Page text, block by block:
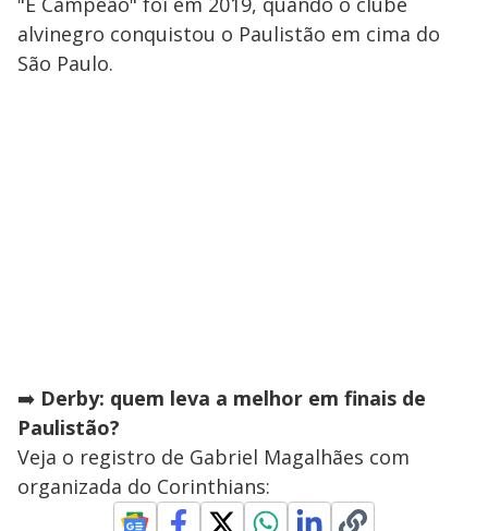
alvinegro conquistou o Paulistão em cima do
São Paulo.
➡️ Derby: quem leva a melhor em finais de
Paulistão?
Veja o registro de Gabriel Magalhães com
organizada do Corinthians: